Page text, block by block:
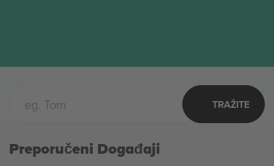
TRAŽITE
Preporučeni Događaji